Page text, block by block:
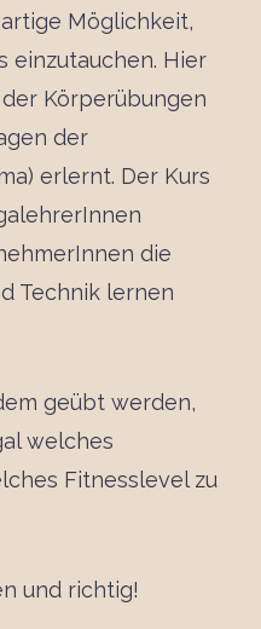
Möglichkeit,
einzutauchen. Hier
Körperübungen
der
erlernt. Der Kurs
die
Technik lernen
geübt werden,
welches
Fitnesslevel zu
und richtig!